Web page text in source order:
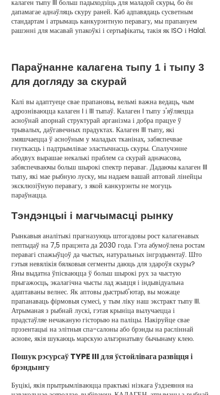
калаген тыпу III больш падыходзіць для маладой скуры, бо ён
дапамагае аднаўляць скуру раней. Каб адпавядаць сусветным
стандартам і атрымаць канкурэнтную перавагу, мы прапануем
рашэнні для масавай упакоўкі і сертыфікаты, такія як ISO і Halal.
Параўнанне калагена тыпу 1 і тыпу 3
для догляду за скурай
Калі вы адаптуеце свае прапановы, вельмі важна ведаць, чым
адрозніваюцца калаген I і III тыпаў. Калаген I тыпу з'яўляецца
асноўнай апорнай структурай арганізма і добра працуе ў
трывалых, даўгавечных прадуктах. Калаген III тыпу, які
змяшчаецца ў асноўным у маладых тканінах, забяспечвае
гнуткасць і падтрымлівае эластычнасць скуры. Спалучэнне
абодвух вырашае некалькі праблем са скурай адначасова,
забяспечваючы больш шырокі спектр пераваг. Дадаючы калаген III
тыпу, які мае рыбную луску, мы надаем вашай аптовай лінейцы
эксклюзіўную перавагу, з якой канкурэнты не могуць
параўнацца.
Тэндэнцыі і магчымасці рынку
Рынкавыя аналітыкі прагназуюць штогадовы рост калагенавых
пептыдаў на 7,5 працэнта да 2030 года. Гэта абумоўлена ростам
перавагі спажыўцоў да чыстых, натуральных інгрэдыентаў. Што
гэтыя невялікія бялковыя сегменты даюць для здароўя скуры?
Яны выдатна ўпісваюцца ў больш шырокі рух за чыстую
прыгажосць, экалагічна чысты лад жыцця і індывідуальна
адаптаваны велнес. Як аптовы дыстрыб'ютар, вы можаце
прапанаваць фірмовыя сумесі, у тым ліку наш экстракт тыпу III.
Атрыманая з рыбнай лускі, гэтая крыніца вылучаецца і
прадстаўляе нечаканую гісторыю на паліцы. Накіруйце свае
прэзентацыі на элітныя спа-салоны або брэнды на расліннай
аснове, якія шукаюць марскую альтэрнатыву бычынаму клею.
Пошук рэсурсаў TYPE III для ўстойлівага развіцця і
брэндынгу
Буцікі, якія прытрымліваюцца практыкі нізкага ўздзеяння на